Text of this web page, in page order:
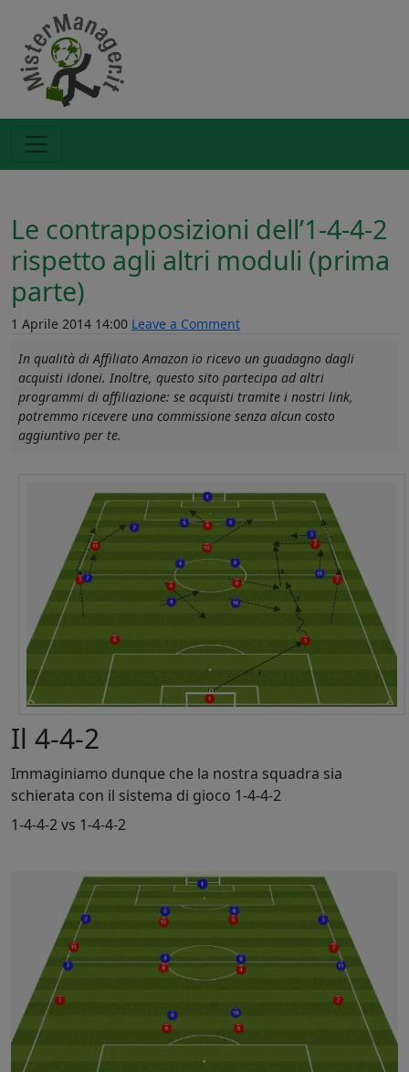
Le contrapposizioni dell’1-4-4-2
rispetto agli altri moduli (prima
parte)
1 Aprile 2014 14:00 Leave a Comment
In qualità di Affiliato Amazon io ricevo un guadagno dagli
acquisti idonei. Inoltre, questo sito partecipa ad altri
programmi di affiliazione: se acquisti tramite i nostri link,
potremmo ricevere una commissione senza alcun costo
aggiuntivo per te.
Il 4-4-2
Immaginiamo dunque che la nostra squadra sia
schierata con il sistema di gioco 1-4-4-2
1-4-4-2 vs 1-4-4-2